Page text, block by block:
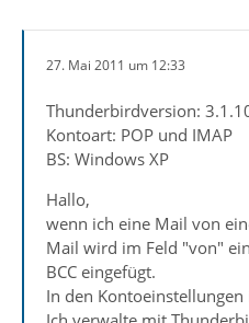
27. Mai 2011 um 12:33
Thunderbirdversion:
Kontoart: POP und IMAP
BS: Windows XP
Hallo,
wenn ich eine Mail von
Mail wird im Feld "von"
BCC eingefügt.
In den